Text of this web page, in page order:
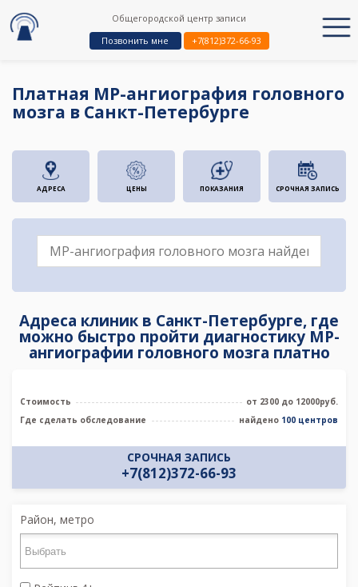
Общегородской центр записи
Позвонить мне
+7(812)372-66-93
Платная МР-ангиография головного
мозга в Санкт-Петербурге
АДРЕСА ЦЕНЫ ПОКАЗАНИЯ СРОЧНАЯ ЗАПИСЬ
Адреса клиник в Санкт-Петербурге, где
можно быстро пройти диагностику МР-
ангиографии головного мозга платно
Стоимость
от 2300 до 12000руб.
Где сделать обследование
найдено 100 центров
СРОЧНАЯ ЗАПИСЬ
+7(812)372-66-93
Район, метро